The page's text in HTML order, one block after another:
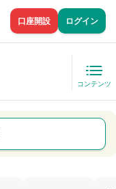
口座開設 ログイン
コンテンツ